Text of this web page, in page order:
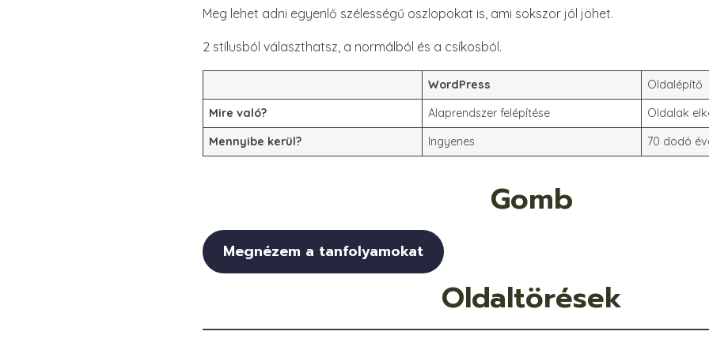
Meg lehet adni egyenlő szélességű oszlopokat is, ami sokszor jól jöhet.
2 stílusból választhatsz, a normálból és a csíkosból.
WordPress
Oldalépítő
Mire való?
Alaprendszer felépítése
Oldalak
Mennyibe kerül?
Ingyenes 70 dodó
Gomb
Megnézem a tanfolyamokat
Oldaltörések